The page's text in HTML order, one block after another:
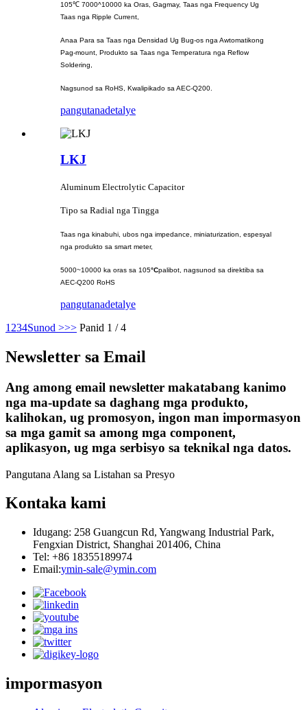
105℃ 7000^10000 ka Oras, Gagmay, Taas nga Frequency Ug
Taas nga Ripple Current,
Anaa Para sa Taas nga Densidad Ug Bug-os nga Awtomatikong
Pag-mount, Produkto sa Taas nga Temperatura nga Reflow
Soldering,
Nagsunod sa RoHS, Kwalipikado sa AEC-Q200.
pangutanadetalye
LKJ
Aluminum Electrolytic Capacitor
Tipo sa Radial nga Tingga
Taas nga kinabuhi, ubos nga impedance, miniaturization, espesyal
nga produkto sa smart meter,
5000~10000 ka oras sa 105°Cpalibot, nagsunod sa direktiba sa
AEC-Q200 RoHS
pangutanadetalye
1 234Sunod >>> Panid 1 / 4
Newsletter sa Email
Ang among email newsletter makatabang kanimo
nga ma-update sa daghang mga produkto,
kalihokan, ug promosyon, ingon man impormasyon
sa mga gamit sa among mga component,
aplikasyon, ug mga serbisyo sa teknikal nga datos.
Pangutana Alang sa Listahan sa Presyo
Kontaka kami
Idugang: 258 Guangcun Rd, Yangwang Industrial Park,
Fengxian District, Shanghai 201406, China
Tel: +86 18355189974
Email:ymin-sale@ymin.com
impormasyon